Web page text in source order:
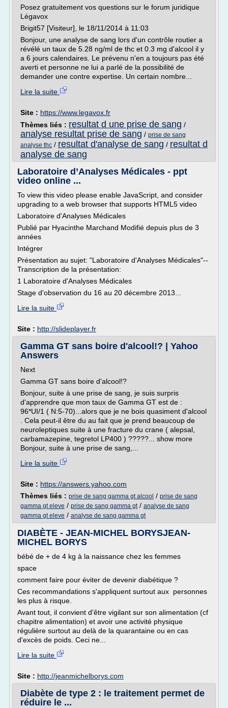
Posez gratuitement vos questions sur le forum juridique
Légavox
Brigit57 [Visiteur], le 18/11/2014 à 11:03
Bonjour, une analyse de sang lors d'un contrôle routier a
révélé un taux de 5.28 ng/ml de thc et 0.3 mg d'alcool il y
a 6 jours calendaires. Le prévenu n'en a toujours pas été
averti et personne ne lui a parlé de la possibilité de
demander une contre expertise. Un certain nombre...
Lire la suite
Site : https://www.legavox.fr
Thèmes liés : resultat d une prise de sang /
analyse resultat prise de sang / prise de sang
analyse thc / resultat d'analyse de sang / resultat d
analyse de sang
Laboratoire d’Analyses Médicales - ppt
video online ...
To view this video please enable JavaScript, and consider
upgrading to a web browser that supports HTML5 video
Laboratoire d'Analyses Médicales
Publié par Hyacinthe Marchand Modifié depuis plus de 3
années
Intégrer
Présentation au sujet: "Laboratoire d'Analyses Médicales"--
Transcription de la présentation:
1 Laboratoire d'Analyses Médicales
Stage d'observation du 16 au 20 décembre 2013...
Lire la suite
Site : http://slideplayer.fr
Gamma GT sans boire d'alcool!? | Yahoo
Answers
Next
Gamma GT sans boire d'alcool!?
Bonjour, suite à une prise de sang, je suis surpris
d'apprendre que mon taux de Gamma GT est de :
96*UI/1 ( N:5-70)...alors que je ne bois quasiment d'alcool
. Cela peut-il être du au fait que je prend beaucoup de
neuroleptiques suite à une fracture du crane ( alepsal,
carbamazepine, tegretol LP400 ) ?????... show more
Bonjour, suite à une prise de sang,...
Lire la suite
Site : https://answers.yahoo.com
Thèmes liés : prise de sang gamma gt alcool / prise de sang
gamma gt eleve / prise de sang gamma gt/ analyse de sang
gamma gt eleve / analyse de sang gamma gt
DIABÈTE - JEAN-MICHEL BORYSJEAN-
MICHEL BORYS
bébé de + de 4 kg à la naissance chez les femmes
space
comment faire pour éviter de devenir diabétique ?
Ces recommandations s'appliquent surtout aux personnes
les plus à risque.
Avant tout, il convient d'être vigilant sur son alimentation (cf
chapitre alimentation) et avoir une activité physique
régulière surtout au delà de la quarantaine ou en cas
d'excès de poids. Ceci ne...
Lire la suite
Site : http://jeanmichelborys.com
Diabète de type 2 : le traitement permet de
réduire le ...